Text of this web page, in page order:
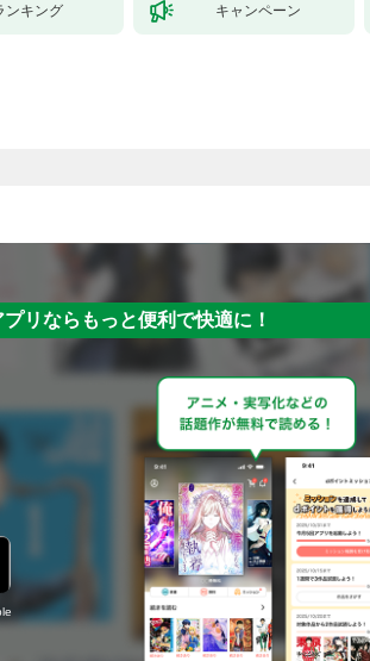
ンキング キャンペーン
プリならもっと便利で快適に！